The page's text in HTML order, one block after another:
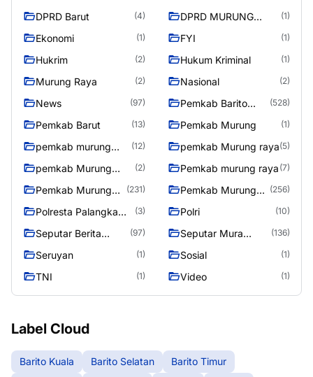
DPRD Barut (4)
DPRD MURUNG
(1)
Ekonomi (1) FYI (1)
Hukrim (2) Hukum Kriminal (1)
Murung Raya (2) Nasional (2)
News (97)
Pemkab Barito
(528)
Pemkab Barut (13) Pemkab Murung (1)
pemkab murung
(12) pemkab Murung raya(5)
pemkab Murung
(2) Pemkab murung raya (7)
Pemkab Murung
(231)
Pemkab Murung
(256)
Polresta Palangka
(3) Polri (10)
Seputar Berita
(97)
Seputar Mura
(136)
Seruyan (1) Sosial (1)
TNI (1) Video (1)
Label Cloud
Barito Kuala Barito Selatan
Barito Timur